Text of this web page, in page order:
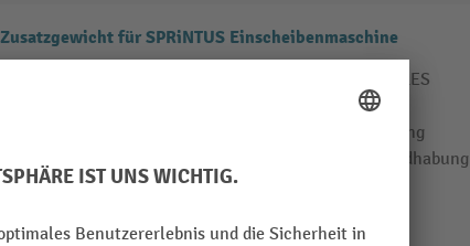
Zusatzgewicht für SPRiNTUS Einscheibenmaschine
Passend für SPRiNTUS EM17 R/EVO und HERCULES
Ermöglicht höhere Tiefenwirkung bei der Reinigung
Leichtes Gewicht von nur 14 kg für einfache Handhabung